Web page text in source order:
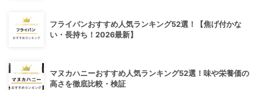
フライパンおすすめ人気ランキング52選！【焦げ付かな
い・長持ち！2026最新】
マヌカハニーおすすめ人気ランキング52選！味や栄養価の
高さを徹底比較・検証